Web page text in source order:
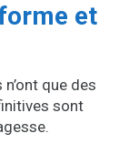
et
que des
sont